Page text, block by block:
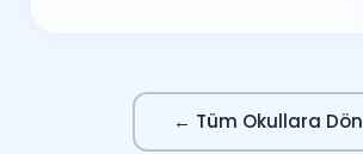
← Tüm Okullara Dön